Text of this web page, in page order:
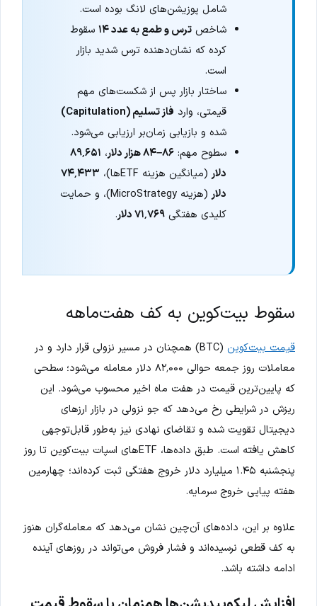
شامل پوزیشن‌های لانگ بوده است.
شاخصترس و طمع به عدد ۱۴
سقوط
کرده که نشان‌دهنده ترس شدید بازار
است.
ساختار بازار پس از شکست‌های مهم
قیمتی، وارد فاز تسلیم (Capitulation)
شده و بازیابی زمان‌بر ارزیابی می‌شود.
سطوح مهم:۸۶–۸۴ هزار دلار ، ۸۹٬۶۵۱
دلار(میانگین هزینه ETFها)،
۷۴٬۴۳۳
دلار
(هزینه MicroStrategy)، و حمایت
کلیدی هفتگی۷۱٬۷۶۹ دلار .
سقوط بیت‌کوین به کف هفت‌ماهه
قیمت بیت‌کوین
(BTC) همچنان در مسیر نزولی قرار دارد و در
معاملات روز جمعه حوالی ۸۲٬۰۰۰ دلار معامله می‌شود؛ سطحی
که پایین‌ترین قیمت در هفت ماه اخیر محسوب می‌شود. این
ریزش در شرایطی رخ می‌دهد که جو نزولی در بازار ارزهای
دیجیتال تقویت شده و تقاضای نهادی نیز به‌طور قابل‌توجهی
کاهش یافته است. طبق داده‌ها، ETFهای اسپات بیت‌کوین تا روز
پنجشنبه ۱.۴۵ میلیارد دلار خروج هفتگی ثبت کرده‌اند؛ چهارمین
هفته پیاپی خروج سرمایه.
علاوه بر این، داده‌های آن‌چین نشان می‌دهد که معامله‌گران هنوز
به کف قطعی نرسیده‌اند و فشار فروش می‌تواند در روزهای آینده
ادامه داشته باشد.